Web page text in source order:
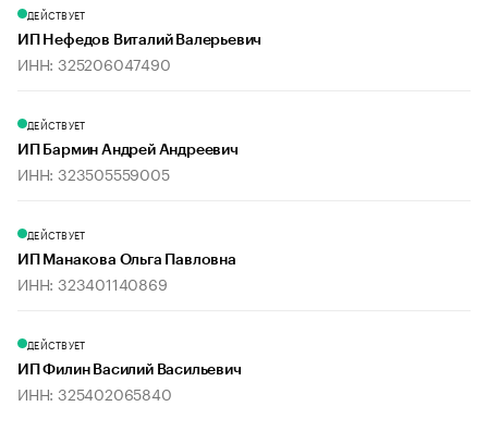
ДЕЙСТВУЕТ
ИП Нефедов Виталий Валерьевич
ИНН: 325206047490
ДЕЙСТВУЕТ
ИП Бармин Андрей Андреевич
ИНН: 323505559005
ДЕЙСТВУЕТ
ИП Манакова Ольга Павловна
ИНН: 323401140869
ДЕЙСТВУЕТ
ИП Филин Василий Васильевич
ИНН: 325402065840